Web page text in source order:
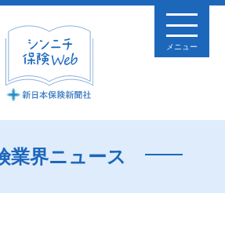
メニュー
業界ニュース